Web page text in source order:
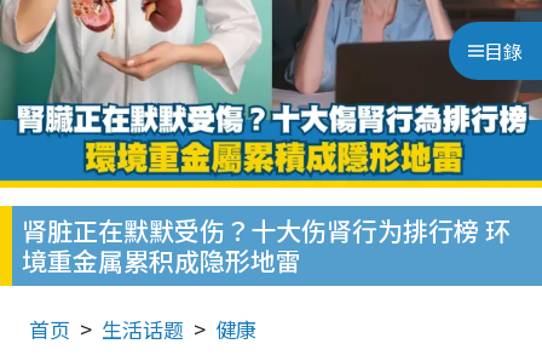
目錄
肾脏正在默默受伤？十大伤肾行为排行榜 环
境重金属累积成隐形地雷
首页 生活话题 健康